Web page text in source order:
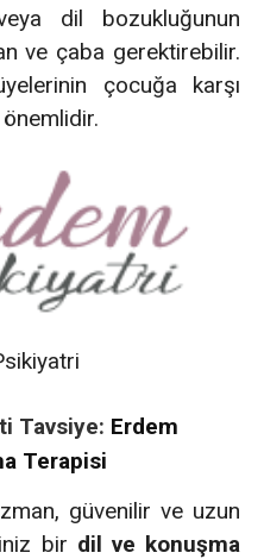
dil bozukluğunun
ve çaba gerektirebilir.
çocuğa karşı
önemlidir.
Tavsiye: Erdem
Terapisi
güvenilir ve uzun
bir dil ve konuşma